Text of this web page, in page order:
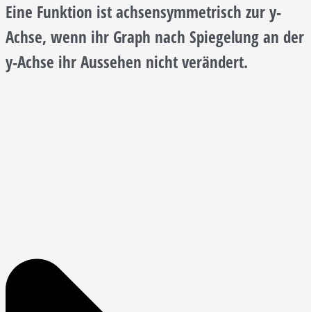
Eine Funktion ist achsensymmetrisch zur y-
Achse, wenn ihr Graph nach Spiegelung an der
y-Achse ihr Aussehen nicht verändert.